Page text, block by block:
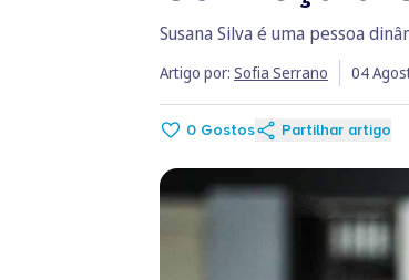
Susana Silva é uma pessoa
Artigo por: Sofia Serrano 04
0 Gostos Partilhar artigo